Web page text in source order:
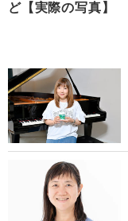
ど【実際の写真】